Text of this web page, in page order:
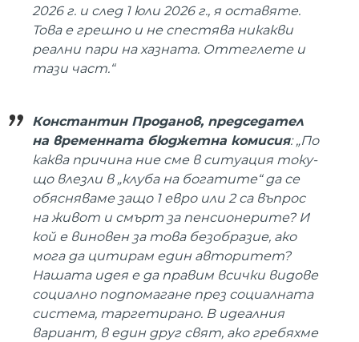
2026 г. и след 1 юли 2026 г., я оставяте.
Това е грешно и не спестява никакви
реални пари на хазната. Оттеглете и
тази част.“
Константин Проданов, председател
на временната бюджетна комисия: „По
каква причина ние сме в ситуация току-
що влезли в „клуба на богатите“ да се
обясняваме защо 1 евро или 2 са въпрос
на живот и смърт за пенсионерите? И
кой е виновен за това безобразие, ако
мога да цитирам един авторитет?
Нашата идея е да правим всички видове
социално подпомагане през социалната
система, таргетирано. В идеалния
вариант, в един друг свят, ако гребяхме